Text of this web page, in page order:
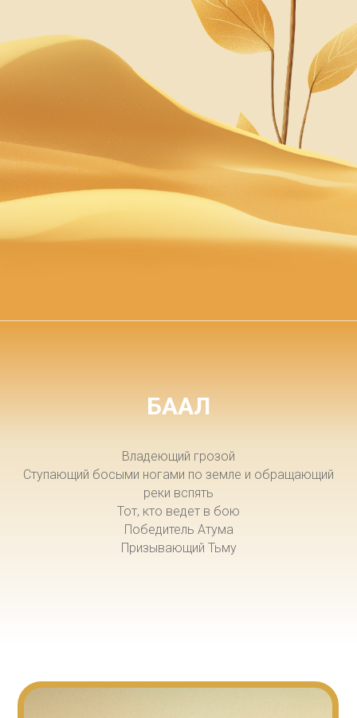
БААЛ
Владеющий грозой
Ступающий босыми ногами по земле и обращающий
реки вспять
Тот, кто ведет в бою
Победитель Атума
Призывающий Тьму